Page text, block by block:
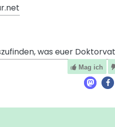
was euer
Mag ich